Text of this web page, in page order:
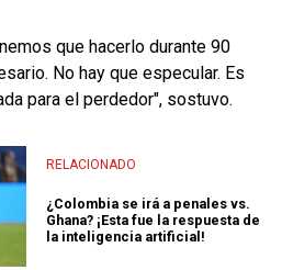
que hacerlo durante 90
No hay que especular. Es
para el perdedor", sostuvo.
RELACIONADO
¿Colombia se irá a penales vs.
Ghana? ¡Esta fue la respuesta de
la inteligencia artificial!